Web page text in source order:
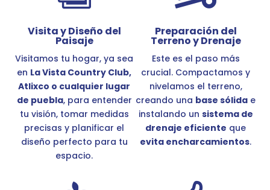
Visita y Diseño del
Paisaje
Visitamos tu hogar, ya sea
en La Vista Country Club,
Atlixco o cualquier lugar
de puebla, para entender
tu visión, tomar medidas
precisas y planificar el
diseño perfecto para tu
espacio.
Preparación del
Terreno y Drenaje
Este es el paso más
crucial. Compactamos y
nivelamos el terreno,
creando una base sólida e
instalando un sistema de
drenaje eficiente que
evita encharcamientos.